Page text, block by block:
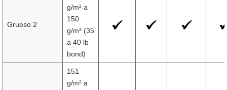
Grueso 2
g/m² a
150
g/m² (35
a 40 lb
bond)
151
g/m² a